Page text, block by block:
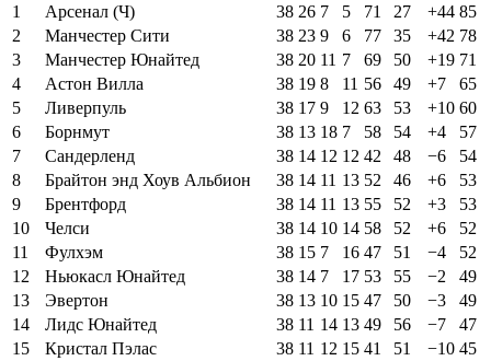
1
Арсенал (Ч) 38 26 7 5 71 27 +44 85
2
Манчестер Сити 38 23 9 6 77 35 +42 78
3
Манчестер Юнайтед 38 20 11 7 69 50 +19 71
4
Астон Вилла 38 19 8 11 56 49 +7
65
5
Ливерпуль 38 17 9 12 63 53 +10 60
6
Борнмут 38 13 18 7 58 54 +4
57
7
Сандерленд 38 14 12 12 42 48 −6
54
8
Брайтон энд Хоув Альбион 38 14 11 13 52 46 +6
53
9
Брентфорд 38 14 11 13 55 52 +3
53
10
Челси 38 14 10 14 58 52 +6
52
11
Фулхэм 38 15 7 16 47 51 −4
52
12
Ньюкасл Юнайтед 38 14 7 17 53 55 −2
49
13
Эвертон 38 13 10 15 47 50 −3
49
14
Лидс Юнайтед 38 11 14 13 49 56 −7
47
15
Кристал Пэлас 38 11 12 15 41 51 −10 45